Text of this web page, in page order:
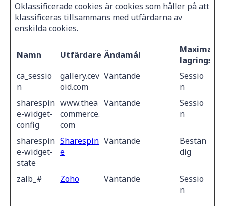
Oklassificerade cookies är cookies som håller på att
klassificeras tillsammans med utfärdarna av
enskilda cookies.
Namn Utfärdare Ändamål
Maximal
lagringstid
ca_sessio
n
gallery.cev
oid.com
Väntande
Sessio
n
sharespin
e-widget-
config
www.thea
commerce.
com
Väntande
Sessio
n
sharespin
e-widget-
state
Sharespin
e
Väntande
Bestän
dig
zalb_# Zoho Väntande
Sessio
n